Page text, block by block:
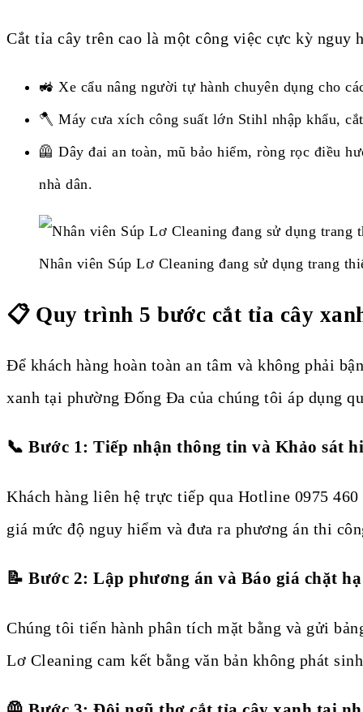
Cắt tỉa cây trên cao là một công việc cực kỳ nguy
🚜 Xe cẩu nâng người tự hành chuyên dụng cho
🪓 Máy cưa xích công suất lớn Stihl nhập khẩu,
🦺 Dây đai an toàn, mũ bảo hiểm, ròng rọc điều
nhà dân.
Nhân viên Súp Lơ Cleaning đang sử dụng trang
📋 Quy trình 5 bước cắt tỉa cây
Để khách hàng hoàn toàn an tâm và không phải
xanh tại phường Đống Đa của chúng tôi áp dụng
📞 Bước 1: Tiếp nhận thông tin và Khảo sát
Khách hàng liên hệ trực tiếp qua Hotline 0975
giá mức độ nguy hiểm và đưa ra phương án thi
📝 Bước 2: Lập phương án và Báo giá chặt
Chúng tôi tiến hành phân tích mặt bằng và gửi
Lơ Cleaning cam kết bằng văn bản không phát